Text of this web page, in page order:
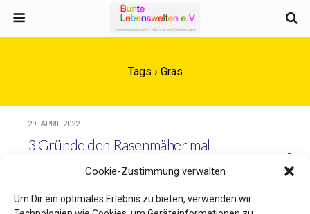
Cookie-Zustimmung verwalten
Um Dir ein optimales Erlebnis zu bieten, verwenden wir
Tags › Gras
29. APRIL 2022
3 Gründe den Rasenmäher mal
ruhen zu lassen und stattdessen